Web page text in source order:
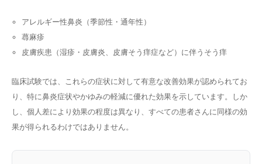
アレルギー性鼻炎（季節性・通年性）
蕁麻疹
皮膚疾患（湿疹・皮膚炎、皮膚そう痒症など）に伴うそう痒
臨床試験では、これらの症状に対して有意な改善効果が認められてお
り、特に鼻炎症状やかゆみの軽減に優れた効果を示しています。しか
し、個人差により効果の程度は異なり、すべての患者さんに同様の効
果が得られるわけではありません。